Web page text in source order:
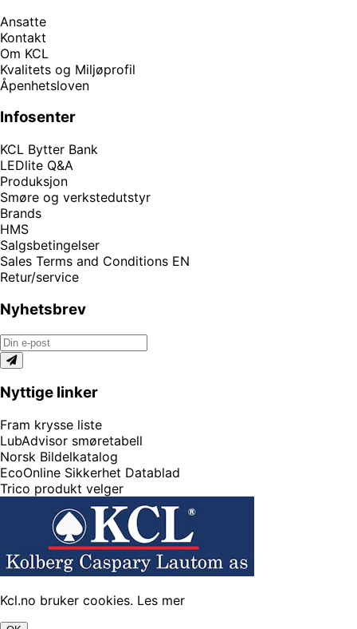
Ansatte
Kontakt
Om KCL
Kvalitets og Miljøprofil
Åpenhetsloven
Infosenter
KCL Bytter Bank
LEDlite Q&A
Produksjon
Smøre og verkstedutstyr
Brands
HMS
Salgsbetingelser
Sales Terms and Conditions EN
Retur/service
Nyhetsbrev
Nyttige linker
Fram krysse liste
LubAdvisor smøretabell
Norsk Bildelkatalog
EcoOnline Sikkerhet Datablad
Trico produkt velger
Kcl.no bruker cookies. Les mer